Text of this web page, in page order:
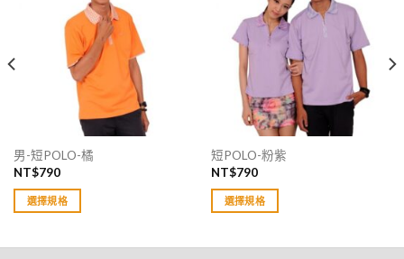
男-短POLO-橘
NT$790
選擇規格
短POLO-粉紫
NT$790
選擇規格